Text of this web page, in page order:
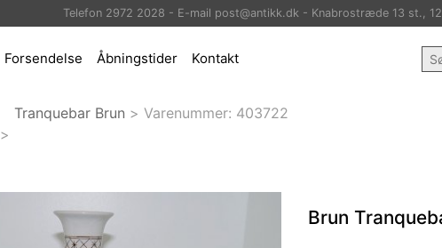
Telefon 2972 2028 - E-mail post@antikk.dk - Knabrostræde 13 st.,
Forsendelse Åbningstider Kontakt
>
Tranquebar Brun > Varenummer: 403722
Brun